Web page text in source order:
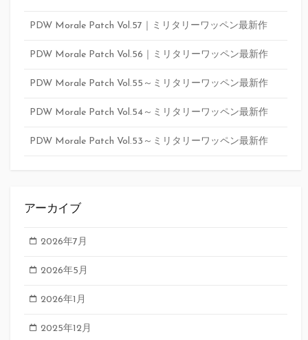
PDW Morale Patch Vol.57｜ミリタリーワッペン最新作
PDW Morale Patch Vol.56｜ミリタリーワッペン最新作
PDW Morale Patch Vol.55～ミリタリーワッペン最新作
PDW Morale Patch Vol.54～ミリタリーワッペン最新作
PDW Morale Patch Vol.53～ミリタリーワッペン最新作
アーカイブ
2026年7月
2026年5月
2026年1月
2025年12月